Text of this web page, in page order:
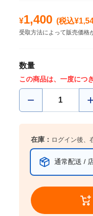
¥1,400 (税込¥
受取方法によって販売価格
数量
この商品は、一度につ
在庫： ログイン後、
通常配送 /